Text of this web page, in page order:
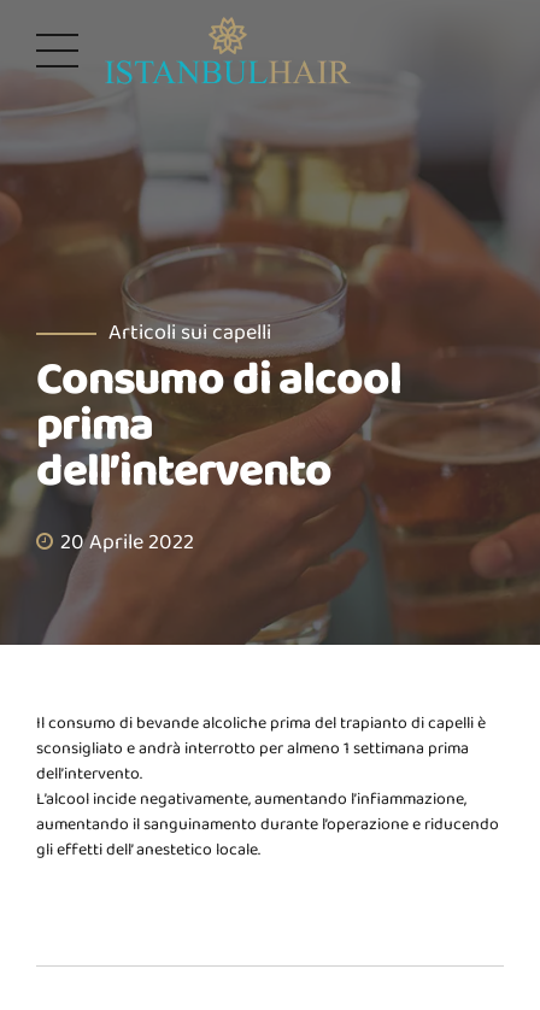
Articoli sui capelli
Consumo di alcool
prima
dell’intervento
20 Aprile 2022
Il consumo di bevande alcoliche prima del trapianto di capelli è
sconsigliato e andrà interrotto per almeno 1 settimana prima
dell’intervento.
L’alcool incide negativamente, aumentando l’infiammazione,
aumentando il sanguinamento durante l’operazione e riducendo
gli effetti dell’ anestetico locale.